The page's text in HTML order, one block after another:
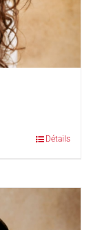
Détails